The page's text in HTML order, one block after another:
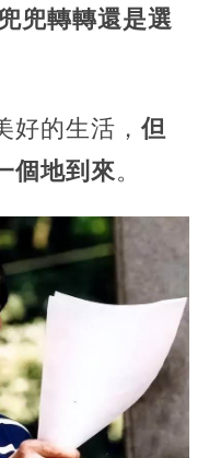
兜轉轉還是選
好的生活， 但
個地到來。